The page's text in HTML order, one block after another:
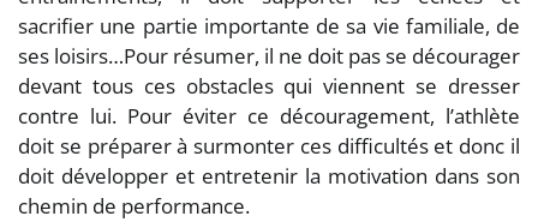
sacrifier une partie importante de sa vie familiale, de
ses loisirs…Pour résumer, il ne doit pas se décourager
devant tous ces obstacles qui viennent se dresser
contre lui. Pour éviter ce découragement, l’athlète
doit se préparer à surmonter ces difficultés et donc il
doit développer et entretenir la motivation dans son
chemin de performance.